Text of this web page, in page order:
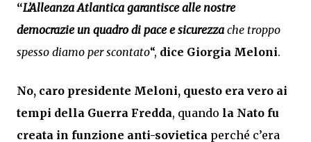
“L’Alleanza Atlantica garantisce alle nostre
democrazieun quadro di pace e sicurezza che troppo
spesso diamo per scontato“, dice Giorgia Meloni.
No, caro presidente Meloni, questo era vero ai
tempi della Guerra Fredda, quando la Nato fu
creata in funzione anti-sovietica perché c’era